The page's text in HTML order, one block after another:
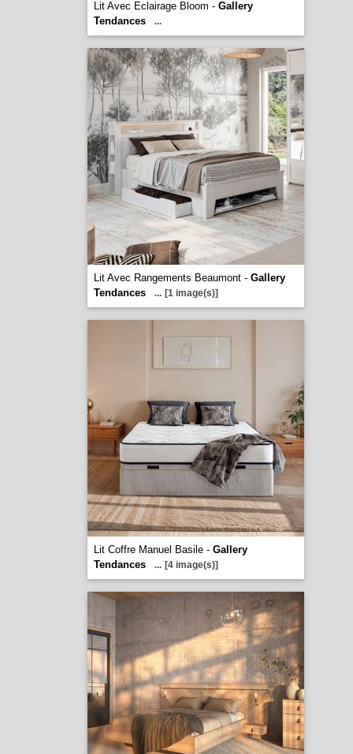
Lit Avec Eclairage Bloom - Gallery
Tendances
...
Lit Avec Rangements Beaumont - Gallery
Tendances
... [1 image(s)]
Lit Coffre Manuel Basile - Gallery
Tendances
... [4 image(s)]